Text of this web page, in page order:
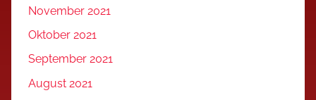
November 2021
Oktober 2021
September 2021
August 2021